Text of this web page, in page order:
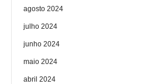
agosto 2024
julho 2024
junho 2024
maio 2024
abril 2024